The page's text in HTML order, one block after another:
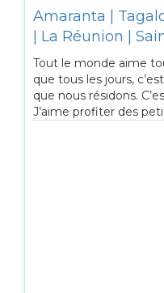
Amaranta |
| La Réunion |
Tout le monde aime
que tous les jours,
que nous résidons.
J’aime profiter des